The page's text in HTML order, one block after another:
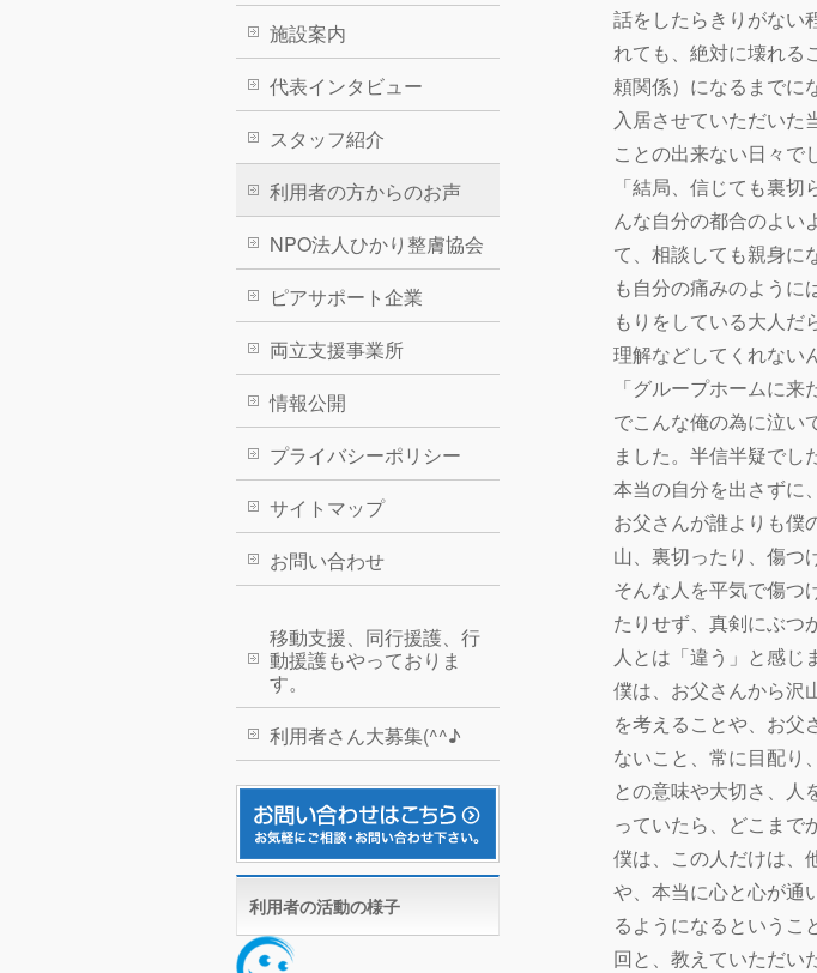
話をしたらきりがない
れても、絶対に壊れる
頼関係）になるまでに
入居させていただいた
ことの出来ない日々で
「結局、信じても裏
んな自分の都合のよい
て、相談しても親身に
も自分の痛みのように
もりをしている大人だ
理解などしてくれない
「グループホームに
でこんな俺の為に泣い
ました。半信半疑でし
本当の自分を出さずに
お父さんが誰よりも僕
山、裏切ったり、傷つ
そんな人を平気で傷つ
たりせず、真剣にぶつ
人とは「違う」と感じ
僕は、お父さんから沢
を考えることや、お父
ないこと、常に目配り
との意味や大切さ、人
っていたら、どこまで
僕は、この人だけは、
や、本当に心と心が通
るようになるというこ
回と、教えていただい
施設案内
代表インタビュー
スタッフ紹介
利用者の方からのお声
NPO法人ひかり整膚協会
ピアサポート企業
両立支援事業所
情報公開
プライバシーポリシー
サイトマップ
お問い合わせ
移動支援、同行援護、行
動援護もやっておりま
す。
利用者さん大募集(^^♪
利用者の活動の様子